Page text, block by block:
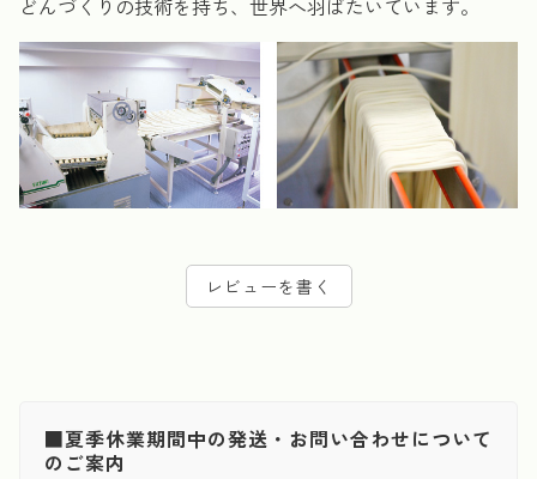
どんづくりの技術を持ち、世界へ羽ばたいています。
レビューを書く
■夏季休業期間中の発送・お問い合わせについて
のご案内